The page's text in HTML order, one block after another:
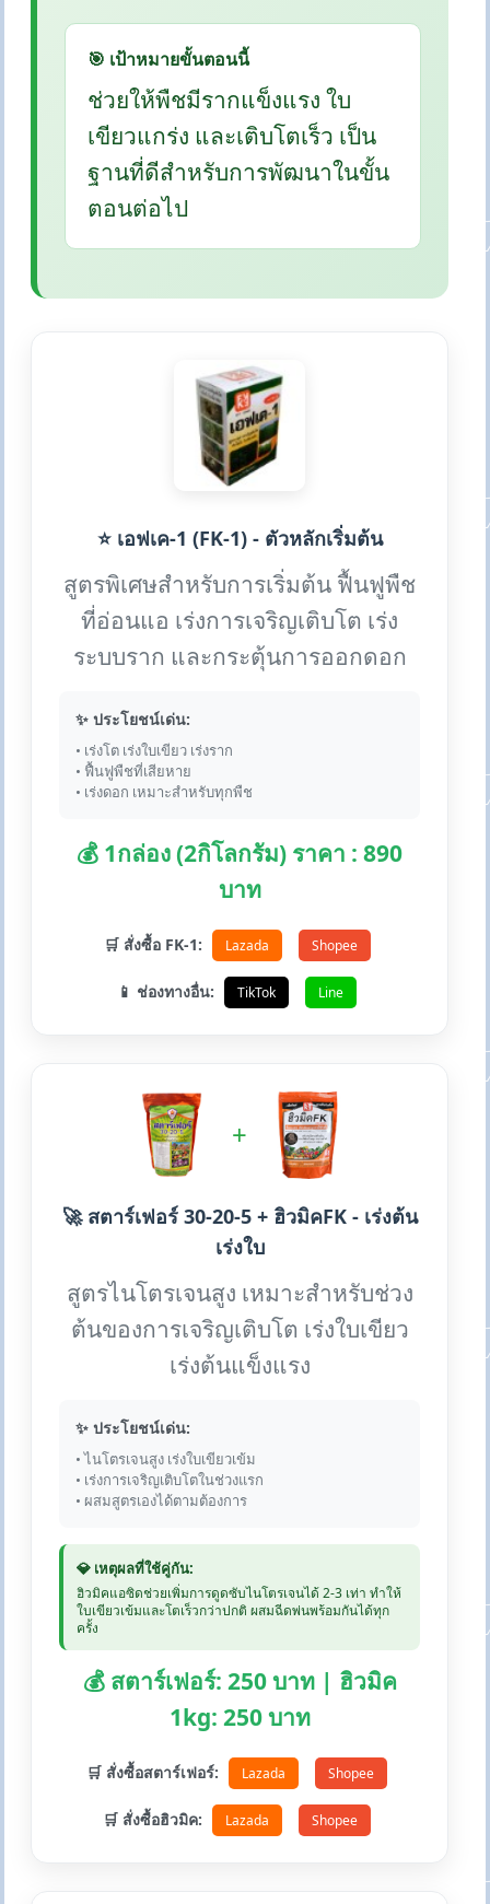
🎯 เป้าหมายขั้นตอนนี้
ช่วยให้พืชมีรากแข็งแรง ใบ
เขียวแกร่ง และเติบโตเร็ว เป็น
ฐานที่ดีสำหรับการพัฒนาในขั้น
ตอนต่อไป
⭐ เอฟเค-1 (FK-1) - ตัวหลักเริ่มต้น
สูตรพิเศษสำหรับการเริ่มต้น ฟื้นฟูพืช
ที่อ่อนแอ เร่งการเจริญเติบโต เร่ง
ระบบราก และกระตุ้นการออกดอก
✨ ประโยชน์เด่น:
• เร่งโต เร่งใบเขียว เร่งราก
• ฟื้นฟูพืชที่เสียหาย
• เร่งดอก เหมาะสำหรับทุกพืช
💰 1กล่อง (2กิโลกรัม) ราคา : 890
บาท
🛒 สั่งซื้อ FK-1: Lazada Shopee
📱 ช่องทางอื่น: TikTok Line
+
🚀 สตาร์เฟอร์ 30-20-5 + ฮิวมิคFK - เร่งต้น
เร่งใบ
สูตรไนโตรเจนสูง เหมาะสำหรับช่วง
ต้นของการเจริญเติบโต เร่งใบเขียว
เร่งต้นแข็งแรง
✨ ประโยชน์เด่น:
• ไนโตรเจนสูง เร่งใบเขียวเข้ม
• เร่งการเจริญเติบโตในช่วงแรก
• ผสมสูตรเองได้ตามต้องการ
💎 เหตุผลที่ใช้คู่กัน:
ฮิวมิคแอซิดช่วยเพิ่มการดูดซับไนโตรเจนได้ 2-3 เท่า ทำให้
ใบเขียวเข้มและโตเร็วกว่าปกติ ผสมฉีดพ่นพร้อมกันได้ทุก
ครั้ง
💰 สตาร์เฟอร์: 250 บาท | ฮิวมิค
1kg: 250 บาท
🛒 สั่งซื้อสตาร์เฟอร์: Lazada Shopee
🛒 สั่งซื้อฮิวมิค: Lazada Shopee